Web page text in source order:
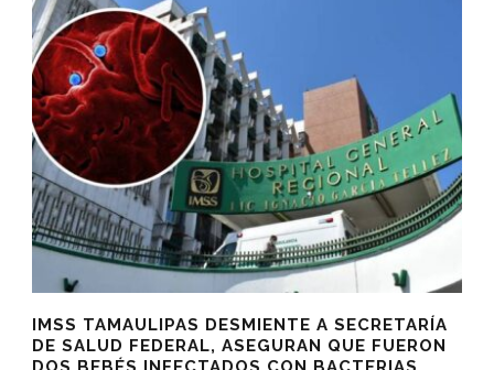
IMSS TAMAULIPAS DESMIENTE A SECRETARÍA
DE SALUD FEDERAL, ASEGURAN QUE FUERON